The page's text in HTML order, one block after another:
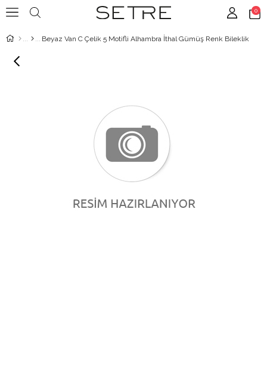
0
Beyaz Van C Çelik 5 Motifli Alhambra İthal Gümüş Renk Bileklik